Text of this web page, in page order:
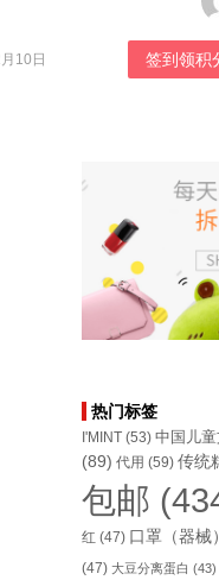
10日 签到领积
热门标签
I'MINT(53) 中国儿
(89) 代用 (59) 传统
包邮
红 (47) 口罩（器械）
(47) 大豆分离蛋白 (43)